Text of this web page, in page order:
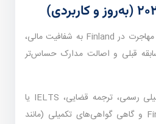
در ۲۰۲۶ نهادهای پذیرش و مهاجرت در Finland به شفافیت مالی،
سابقه قبلی و اصالت مدارک حساس‌تر
برای ایرانیان، مدارک تحصیلی رسمی، ترجمه قضایی، IELTS یا
Finnish language course و گاهی گواهی‌های تکمیلی (مانند